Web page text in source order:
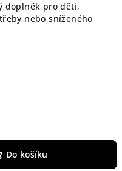
doplněk pro děti,
nebo sníženého
Do košíku